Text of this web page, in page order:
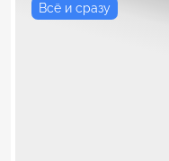
Всё и сразу